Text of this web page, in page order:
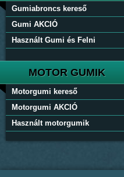
Gumiabroncs kereső
Gumi AKCIÓ
Használt Gumi és Felni
MOTOR GUMIK
Motorgumi kereső
Motorgumi AKCIÓ
Használt motorgumik